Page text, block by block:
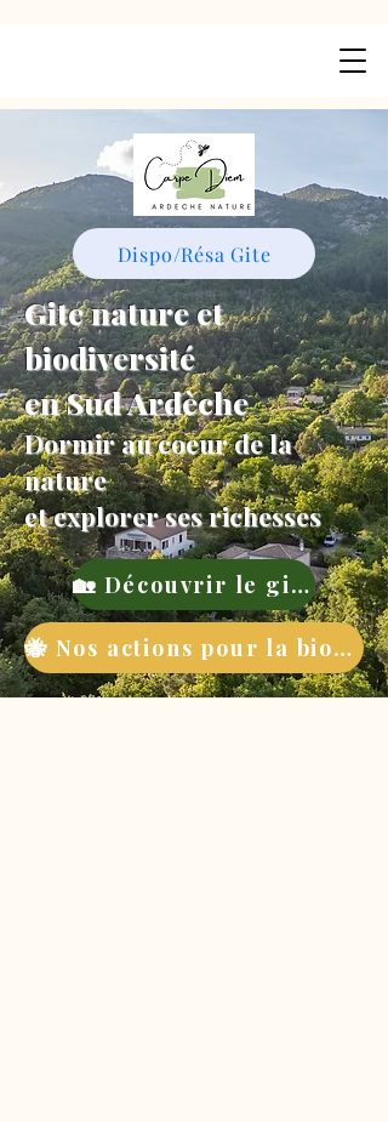
Dispo/Résa Gite
Gite nature et
biodiversité
en Sud Ardèche
Dormir au coeur de la
nature
et explorer ses richesses
🏡 Découvrir le gite
🐝 Nos actions pour la biodiversité